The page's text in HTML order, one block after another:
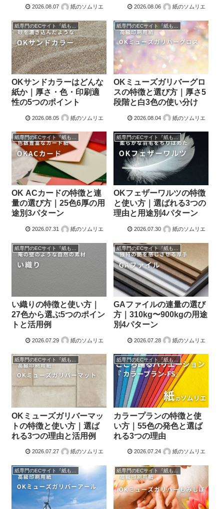
2026.08.07 紙のソムリエ 2026.08.06 紙のソムリエ
OKサンドカラーはどんな
紙か｜厚さ・色・印刷適
性の5つのポイント
2026.08.05 紙のソムリエ
OKミューズガリバーグロ
スの特徴と選び方｜厚さ5
段階と白3色の使い分け
2026.08.04 紙のソムリエ
OK ACカードの特徴と連
量の選び方｜25色6厚の用
途別3パターン
2026.07.31 紙のソムリエ
紙専門のECサイト『紙もっと！』の商品紹介！
OKフェザーワルツの特徴
と使い方｜選ばれる3つの
理由と用途別4パターン
2026.07.30 紙のソムリエ
紙専門のECサイト『紙もっと！』の商品紹介！
い織りの特徴と使い方｜
27色から選ぶ5つのポイン
トと活用例
2026.07.29 紙のソムリエ
紙専門のECサイト『紙もっと！』の商品紹介！
GAファイルの連量の選び
方｜310kg〜900kgの用途
別4パターン
2026.07.28 紙のソムリエ
OKミューズガリバーマッ
トの特徴と使い方｜選ば
れる3つの理由と活用例
2026.07.27 紙のソムリエ
紙専門のECサイト『紙もっと！』の商品紹介！
カラープランの特徴と使
い方｜55色の発色と選ば
れる3つの理由
2026.07.24 紙のソムリエ
紙専門のECサイト『紙もっと！』の商品紹介！ 紙専門のECサイト『紙もっと！』の商品紹介！